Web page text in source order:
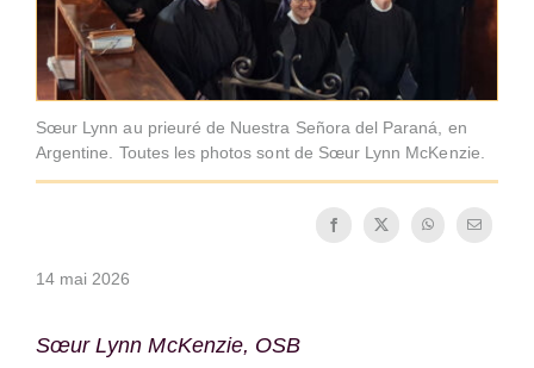
Sœur Lynn au prieuré de Nuestra Señora del Paraná, en
Argentine. Toutes les photos sont de Sœur Lynn McKenzie.
14 mai 2026
Sœur Lynn McKenzie, OSB